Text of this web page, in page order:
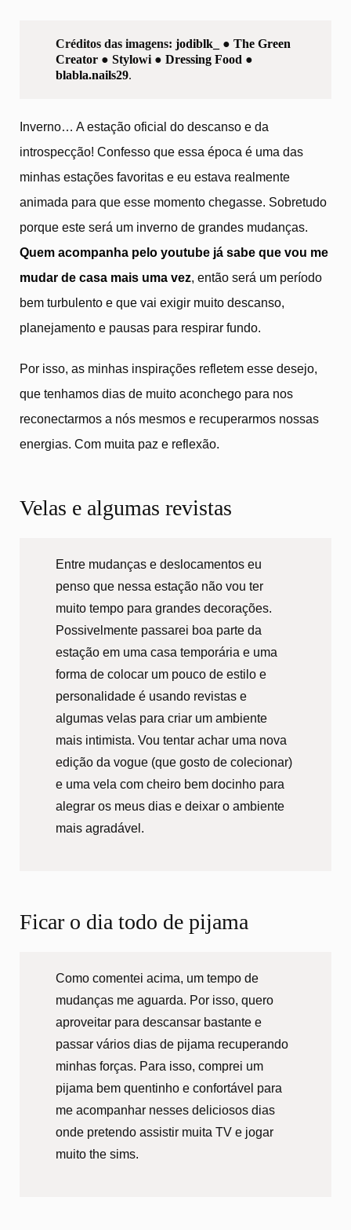
Créditos das imagens: jodiblk_ ● The Green
Creator ● Stylowi ● Dressing Food ●
blabla.nails29.
Inverno… A estação oficial do descanso e da
introspecção! Confesso que essa época é uma das
minhas estações favoritas e eu estava realmente
animada para que esse momento chegasse. Sobretudo
porque este será um inverno de grandes mudanças.
Quem acompanha pelo youtube já sabe que vou me
mudar de casa mais uma vez, então será um período
bem turbulento e que vai exigir muito descanso,
planejamento e pausas para respirar fundo.
Por isso, as minhas inspirações refletem esse desejo,
que tenhamos dias de muito aconchego para nos
reconectarmos a nós mesmos e recuperarmos nossas
energias. Com muita paz e reflexão.
Velas e algumas revistas
Entre mudanças e deslocamentos eu
penso que nessa estação não vou ter
muito tempo para grandes decorações.
Possivelmente passarei boa parte da
estação em uma casa temporária e uma
forma de colocar um pouco de estilo e
personalidade é usando revistas e
algumas velas para criar um ambiente
mais intimista. Vou tentar achar uma nova
edição da vogue (que gosto de colecionar)
e uma vela com cheiro bem docinho para
alegrar os meus dias e deixar o ambiente
mais agradável.
Ficar o dia todo de pijama
Como comentei acima, um tempo de
mudanças me aguarda. Por isso, quero
aproveitar para descansar bastante e
passar vários dias de pijama recuperando
minhas forças. Para isso, comprei um
pijama bem quentinho e confortável para
me acompanhar nesses deliciosos dias
onde pretendo assistir muita TV e jogar
muito the sims.